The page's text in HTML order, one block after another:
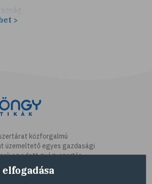
>
közforgalmú
üzemeltető egyes gazdasági
az adott gyógyszertár
gyógyszertárak listáját és
Gyógyszertár kereső